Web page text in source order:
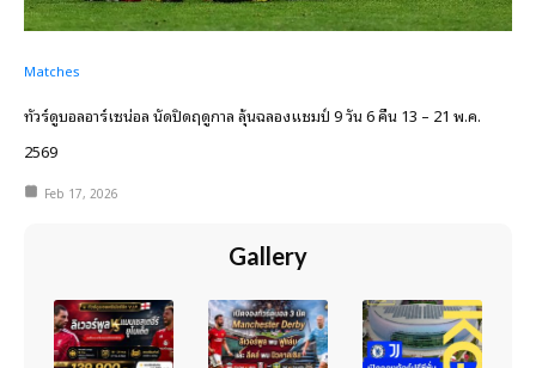
Matches
ทัวร์ดูบอลอาร์เซน่อล นัดปิดฤดูกาล ลุ้นฉลองแชมป์ 9 วัน 6 คืน 13 – 21 พ.ค.
2569
Feb 17, 2026
Gallery